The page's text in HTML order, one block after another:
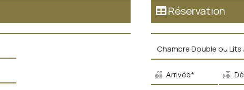
Réservation